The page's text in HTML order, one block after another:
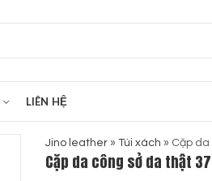
LIÊN HỆ
Jino leather » Túi xách » Cặp
Cặp da công sở da thật